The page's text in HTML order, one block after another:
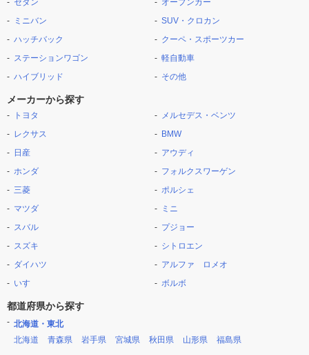
セダン
ミニバン
ハッチバック
ステーションワゴン
ハイブリッド
オープンカー
SUV・クロカン
クーペ・スポーツカー
軽自動車
その他
メーカーから探す
トヨタ
レクサス
日産
ホンダ
三菱
マツダ
スバル
スズキ
ダイハツ
いすゞ
メルセデス・ベンツ
BMW
アウディ
フォルクスワーゲン
ポルシェ
ミニ
プジョー
シトロエン
アルファ ロメオ
ボルボ
都道府県から探す
北海道・東北
北海道
青森県 岩手県 宮城県 秋田県 山形県 福島県